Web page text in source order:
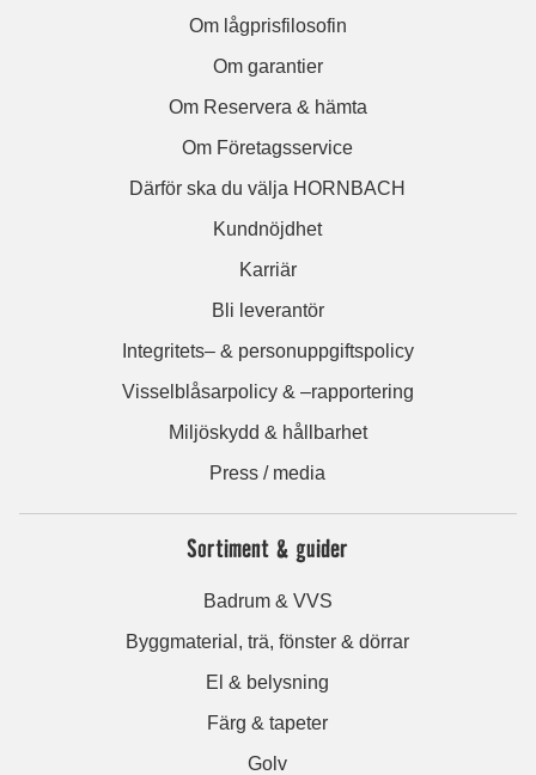
Om lågprisfilosofin
Om garantier
Om Reservera & hämta
Om Företagsservice
Därför ska du välja HORNBACH
Kundnöjdhet
Karriär
Bli leverantör
Integritets– & personuppgiftspolicy
Visselblåsarpolicy & –rapportering
Miljöskydd & hållbarhet
Press / media
Sortiment & guider
Badrum & VVS
Byggmaterial, trä, fönster & dörrar
El & belysning
Färg & tapeter
Golv